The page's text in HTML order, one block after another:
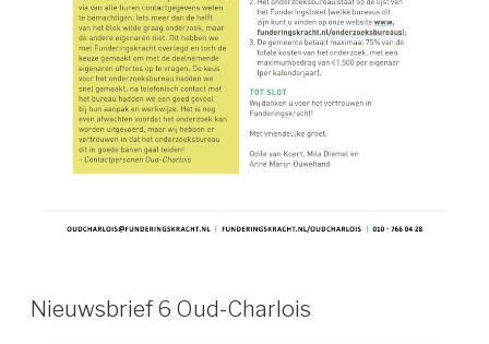
Nieuwsbrief 6 Oud-Charlois